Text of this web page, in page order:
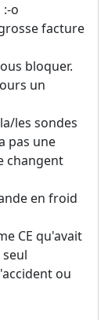
:-o
facture
bloquer.
un
les sondes
pas une
changent
en froid
CE qu'avait
ou